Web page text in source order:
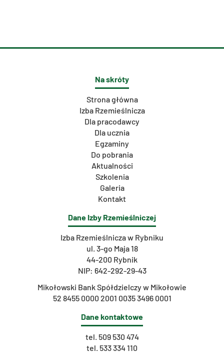
Na skróty
Strona główna
Izba Rzemieślnicza
Dla pracodawcy
Dla ucznia
Egzaminy
Do pobrania
Aktualności
Szkolenia
Galeria
Kontakt
Dane Izby Rzemieślniczej
Izba Rzemieślnicza w Rybniku
ul. 3-go Maja 18
44-200 Rybnik
NIP: 642-292-29-43
Mikołowski Bank Spółdzielczy w Mikołowie
52 8455 0000 2001 0035 3496 0001
Dane kontaktowe
tel. 509 530 474
tel. 533 334 110